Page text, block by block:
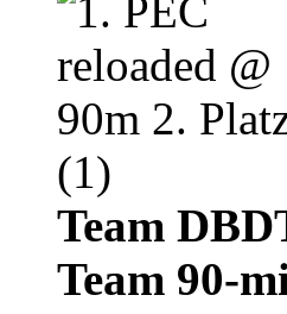
Team
Team 90-